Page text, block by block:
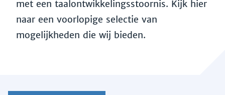
met een taalontwikkelingsstoornis. Kijk hier
naar een voorlopige selectie van
mogelijkheden die wij bieden.